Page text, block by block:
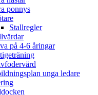
ponnys
Stallregler
på 4-6 åringar
unga ledare